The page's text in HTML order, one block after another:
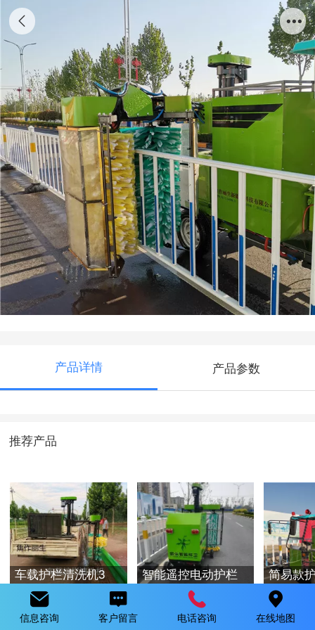
简易款护栏清洗车1
产品详情 产品参数
推荐产品
车载护栏清洗机3
智能遥控电动护栏
简易款
信息咨询 客户留言 电话咨询 在线地图